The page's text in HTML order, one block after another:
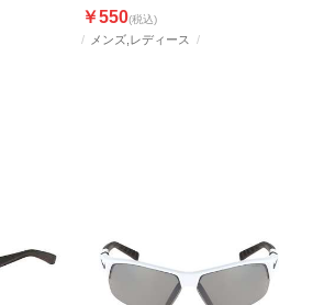
メンズ,レディース
￥550(税込)